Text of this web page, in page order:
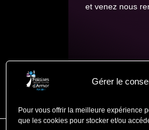
Gérer le
Pour vous offrir la meilleure expérience
que les cookies pour stocker et/ou
et venez nous